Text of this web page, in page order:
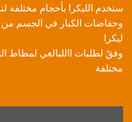
ستخدم الليكرا بأحجام مختلفة
وحفاضات الكبار في الجسم من
ليكرا
وفقً لطلبات االلبالغي لمطاط
مختلفة